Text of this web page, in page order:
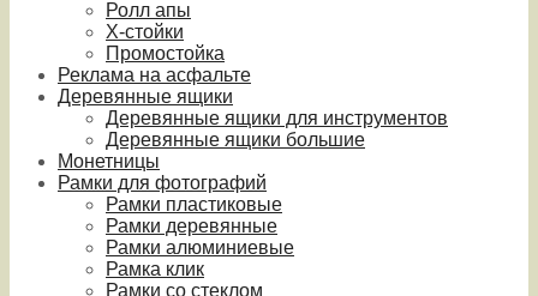
Ролл апы
Х-стойки
Промостойка
Реклама на асфальте
Деревянные ящики
Деревянные ящики для инструментов
Деревянные ящики большие
Монетницы
Рамки для фотографий
Рамки пластиковые
Рамки деревянные
Рамки алюминиевые
Рамка клик
Рамки со стеклом